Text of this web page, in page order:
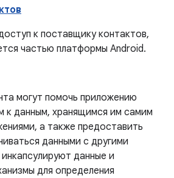
к поставщику контактов,
частью платформы Android.
могут помочь приложению
к данным, хранящимся им самим
а также предоставить
данными с другими
данные и
для определения